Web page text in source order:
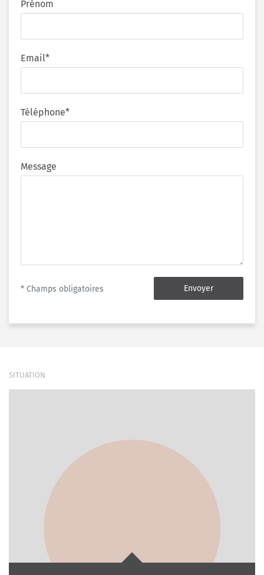
Prénom
Email*
Téléphone*
Message
* Champs obligatoires Envoyer
SITUATION